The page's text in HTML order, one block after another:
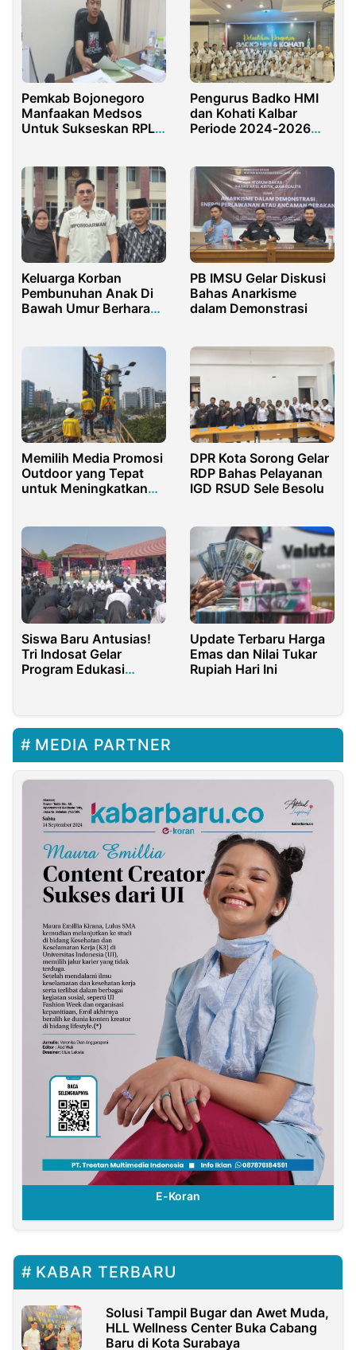
Pemkab Bojonegoro
Manfaakan Medsos
Untuk Sukseskan RPL
Pengurus Badko HMI
dan Kohati Kalbar
Periode 2024-2026
Keluarga Korban
Pembunuhan Anak Di
Bawah Umur Berharap
PB IMSU Gelar Diskusi
Bahas Anarkisme
dalam Demonstrasi
Memilih Media Promosi
Outdoor yang Tepat
untuk Meningkatkan
DPR Kota Sorong Gelar
RDP Bahas Pelayanan
IGD RSUD Sele Besolu
Siswa Baru Antusias!
Tri Indosat Gelar
Program Edukasi
Update Terbaru Harga
Emas dan Nilai Tukar
Rupiah Hari Ini
MEDIA PARTNER
E-Koran
KABAR TERBARU
Solusi Tampil Bugar dan Awet Muda,
HLL Wellness Center Buka Cabang
Baru di Kota Surabaya